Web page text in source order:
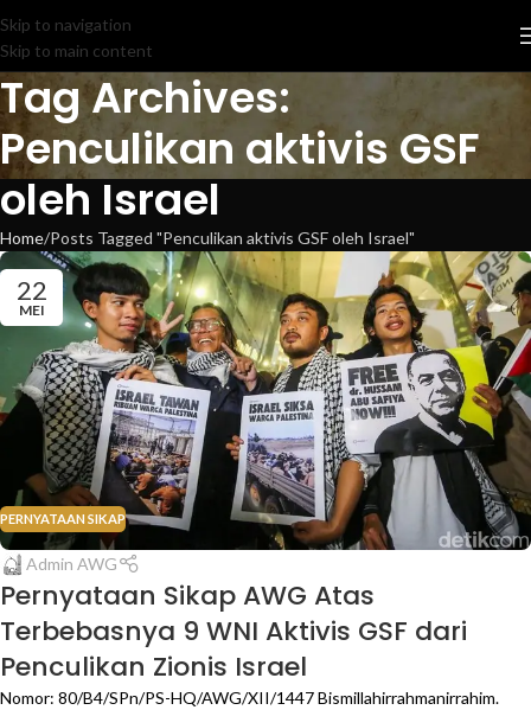
Skip to navigation
Skip to main content
Tag Archives:
Penculikan aktivis GSF
oleh Israel
Home Posts Tagged "Penculikan aktivis GSF oleh Israel"
22
MEI
PERNYATAAN SIKAP
Admin AWG
Pernyataan Sikap AWG Atas
Terbebasnya 9 WNI Aktivis GSF dari
Penculikan Zionis Israel
Nomor: 80/B4/SPn/PS-HQ/AWG/XII/1447 Bismillahirrahmanirrahim.